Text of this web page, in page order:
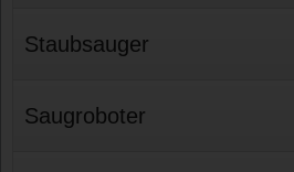
Staubsauger
Saugroboter